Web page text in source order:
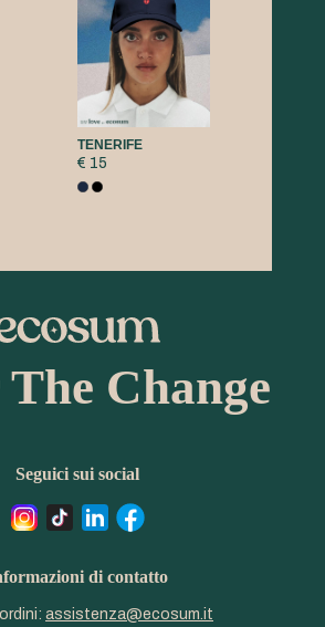
TENERIFE
€ 15
Change
Seguici sui social
di contatto
assistenza@ecosum.it